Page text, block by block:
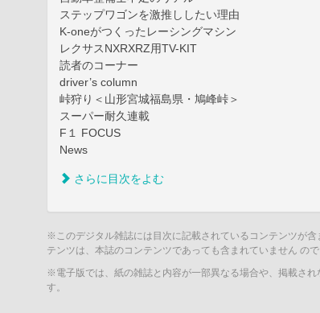
ステップワゴンを激推ししたい理由
K-oneがつくったレーシングマシン
レクサスNXRXRZ用TV-KIT
読者のコーナー
driver’s column
峠狩り＜山形宮城福島県・鳩峰峠＞
スーパー耐久連載
F１ FOCUS
News
さらに目次をよむ
※このデジタル雑誌には目次に記載されているコンテンツが
テンツは、本誌のコンテンツであっても含まれていません ので
※電子版では、紙の雑誌と内容が一部異なる場合や、掲載され
す。